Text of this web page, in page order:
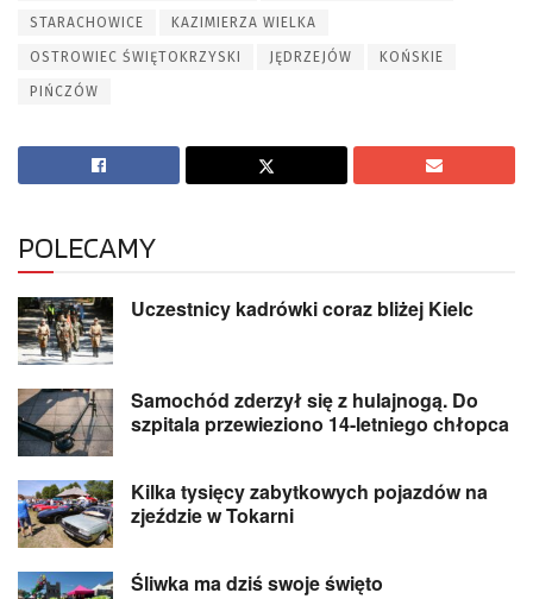
STARACHOWICE KAZIMIERZA WIELKA
OSTROWIEC ŚWIĘTOKRZYSKI JĘDRZEJÓW KOŃSKIE
PIŃCZÓW
POLECAMY
Uczestnicy kadrówki coraz bliżej Kielc
Samochód zderzył się z hulajnogą. Do
szpitala przewieziono 14-letniego chłopca
Kilka tysięcy zabytkowych pojazdów na
zjeździe w Tokarni
Śliwka ma dziś swoje święto